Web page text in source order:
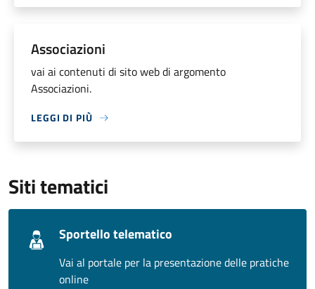
Associazioni
vai ai contenuti di sito web di argomento
Associazioni.
LEGGI DI PIÙ
Siti tematici
Sportello telematico
Vai al portale per la presentazione delle pratiche
online